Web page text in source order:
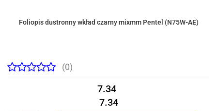
Foliopis dustronny wkład czarny mixmm Pentel (N75W-AE)
(0)
7.34
7.34